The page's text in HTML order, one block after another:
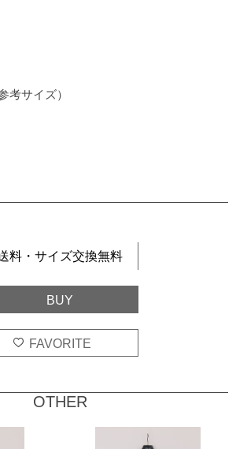
考サイズ）
料・サイズ交換無料
OTHER